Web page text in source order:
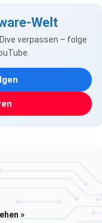
Welt
verpassen – folge
»